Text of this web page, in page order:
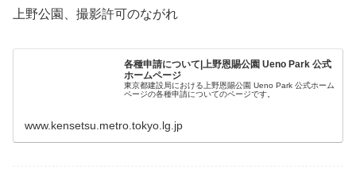
上野公園、撮影許可のながれ
各種申請について|上野恩賜公園 Ueno Park 公式
ホームページ
東京都建設局における上野恩賜公園 Ueno Park 公式ホーム
ページの各種申請についてのページです。
www.kensetsu.metro.tokyo.lg.jp